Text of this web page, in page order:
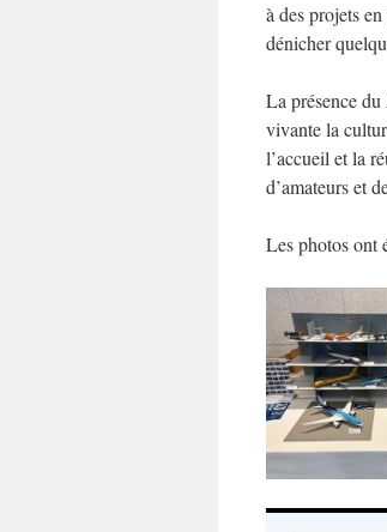
à des projets
dénicher
La présence
vivante la
l’accueil et la
d’amateurs et
Les photos ont